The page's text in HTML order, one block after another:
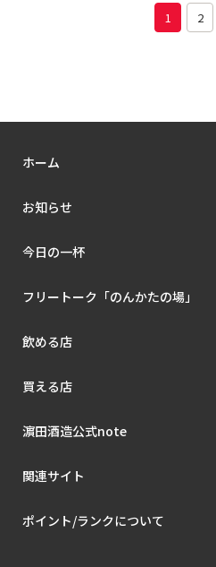
1 2
ホーム
お知らせ
今日の一杯
フリートーク「のんかたの場」
飲める店
買える店
濵田酒造公式note
関連サイト
ポイント/ランクについて